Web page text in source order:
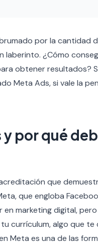
por la cantidad
¿Cómo
obtener resultados?
Meta Ads, si vale la
por qué
que
que engloba
marketing digital, pero
currículum, algo que
Meta es una de las